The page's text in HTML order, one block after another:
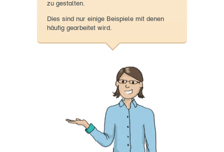
zu gestalten.
Dies sind nur einige Beispiele mit denen
häufig gearbeitet wird.